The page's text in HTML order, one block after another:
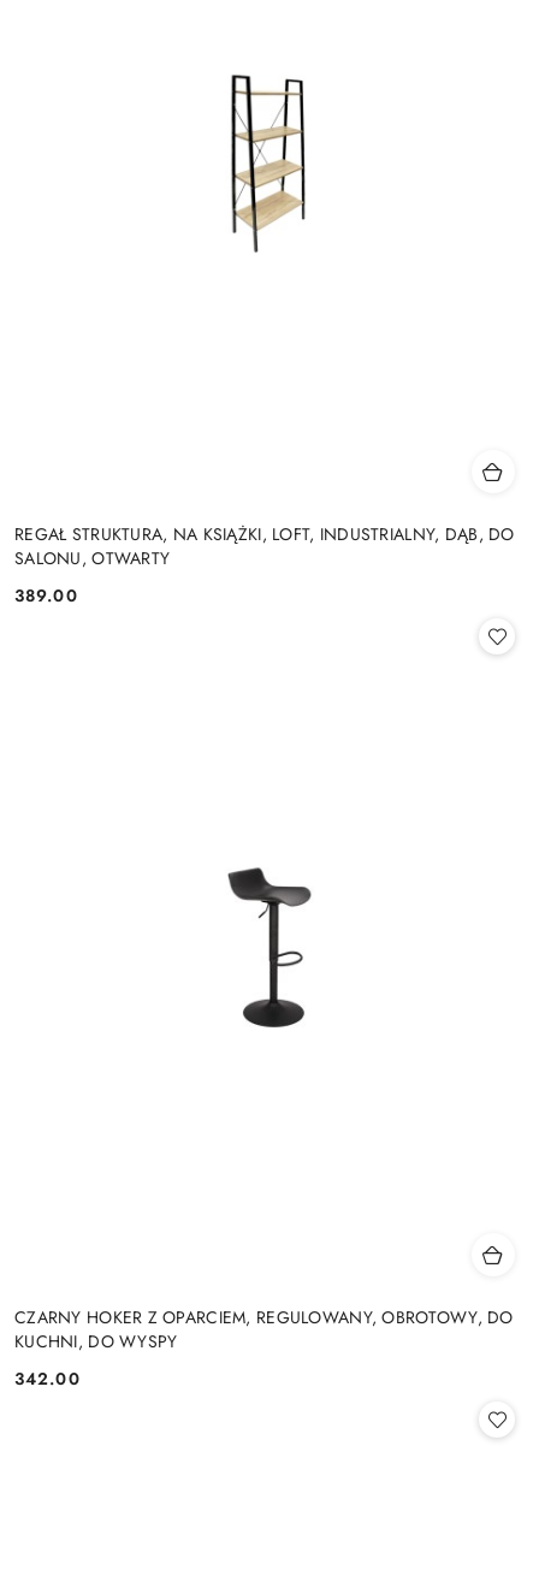
REGAŁ STRUKTURA, NA KSIĄŻKI, LOFT, INDUSTRIALNY, DĄB, DO
SALONU, OTWARTY
Cena:
389.00
CZARNY HOKER Z OPARCIEM, REGULOWANY, OBROTOWY, DO
KUCHNI, DO WYSPY
Cena:
342.00